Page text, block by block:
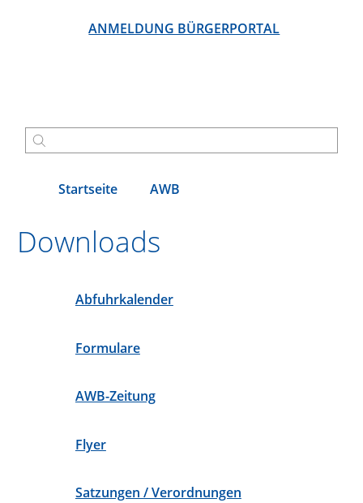
ANMELDUNG BÜRGERPORTAL
Downloads
Startseite AWB
Abfuhrkalender
Formulare
AWB-Zeitung
Flyer
Satzungen / Verordnungen